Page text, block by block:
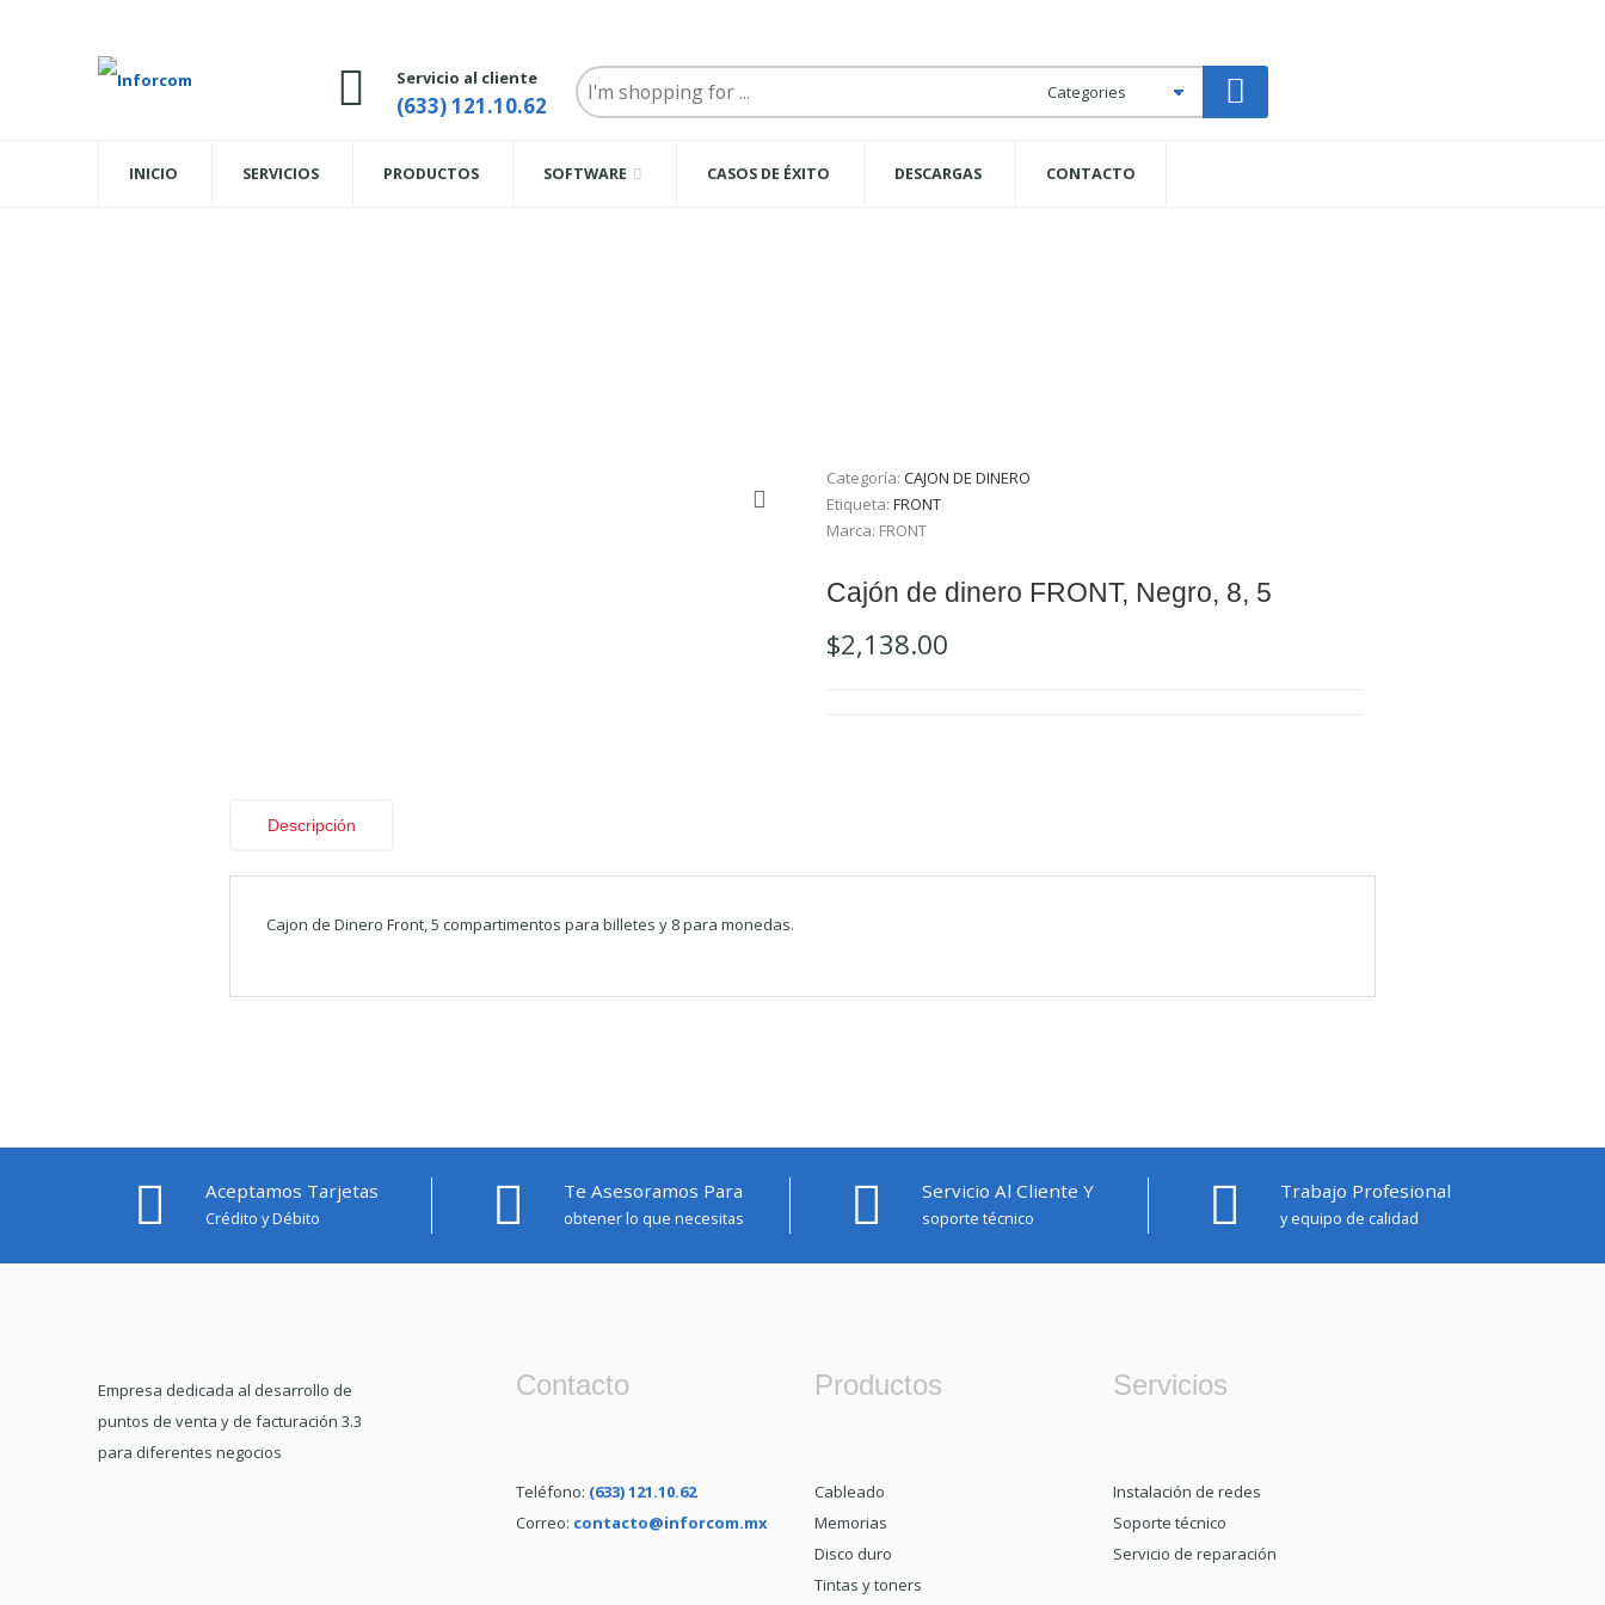
Servicio al cliente
(633) 121.10.62
Search
here
INICIO SERVICIOS PRODUCTOS SOFTWARE CASOS DE ÉXITO DESCARGAS CONTACTO
Categoría: CAJON DE DINERO
Etiqueta: FRONT
Marca: FRONT
Cajón de dinero FRONT, Negro, 8, 5
$2,138.00
Descripción
Cajon de Dinero Front, 5 compartimentos para billetes y 8 para monedas.
Aceptamos Tarjetas
Crédito y Débito
Te Asesoramos Para
obtener lo que necesitas
Servicio Al Cliente Y
soporte técnico
Trabajo Profesional
y equipo de calidad
Empresa dedicada al desarrollo de
puntos de venta y de facturación 3.3
para diferentes negocios
Contacto
Teléfono: (633) 121.10.62
Correo: contacto@inforcom.mx
Productos
Cableado
Memorias
Disco duro
Tintas y toners
Servicios
Instalación de redes
Soporte técnico
Servicio de reparación